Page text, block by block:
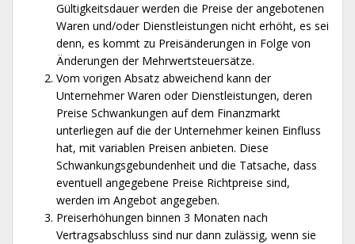
Gültigkeitsdauer werden die Preise der angebotenen
Waren und/oder Dienstleistungen nicht erhöht, es sei
denn, es kommt zu Preisänderungen in Folge von
Änderungen der Mehrwertsteuersätze.
Vom vorigen Absatz abweichend kann der
Unternehmer Waren oder Dienstleistungen, deren
Preise Schwankungen auf dem Finanzmarkt
unterliegen auf die der Unternehmer keinen Einfluss
hat, mit variablen Preisen anbieten. Diese
Schwankungsgebundenheit und die Tatsache, dass
eventuell angegebene Preise Richtpreise sind,
werden im Angebot angegeben.
Preiserhöhungen binnen 3 Monaten nach
Vertragsabschluss sind nur dann zulässig, wenn sie